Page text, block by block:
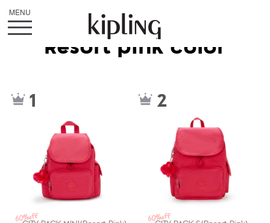
Resort pink color
1
60%off
2
60%off